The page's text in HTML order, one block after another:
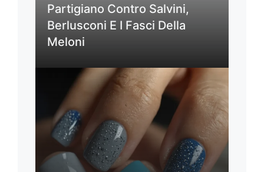
Partigiano Contro Salvini,
Berlusconi E I Fasci Della
Meloni